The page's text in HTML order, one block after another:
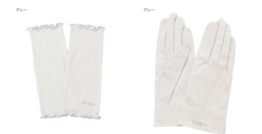
カラー
向け
向け